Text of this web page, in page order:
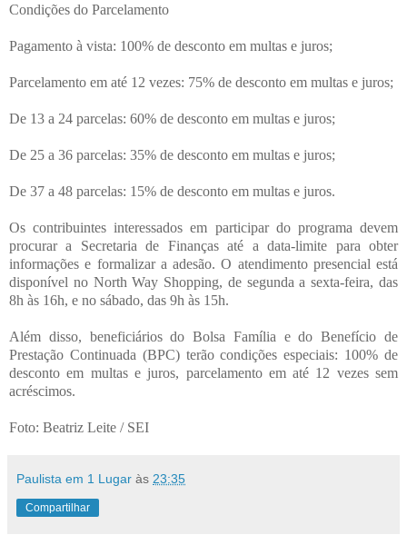
Condições do Parcelamento
Pagamento à vista: 100% de desconto em multas e juros;
Parcelamento em até 12 vezes: 75% de desconto em multas e juros;
De 13 a 24 parcelas: 60% de desconto em multas e juros;
De 25 a 36 parcelas: 35% de desconto em multas e juros;
De 37 a 48 parcelas: 15% de desconto em multas e juros.
Os contribuintes interessados em participar do programa devem
procurar a Secretaria de Finanças até a data-limite para obter
informações e formalizar a adesão. O atendimento presencial está
disponível no North Way Shopping, de segunda a sexta-feira, das
8h às 16h, e no sábado, das 9h às 15h.
Além disso, beneficiários do Bolsa Família e do Benefício de
Prestação Continuada (BPC) terão condições especiais: 100% de
desconto em multas e juros, parcelamento em até 12 vezes sem
acréscimos.
Foto: Beatriz Leite / SEI
Paulista em 1 Lugar às 23:35
Compartilhar